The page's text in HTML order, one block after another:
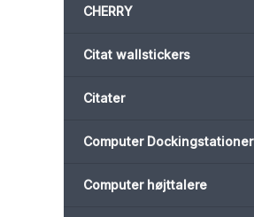
CHERRY
Citat wallstickers
Citater
Computer Dockingstationer
Computer højttalere